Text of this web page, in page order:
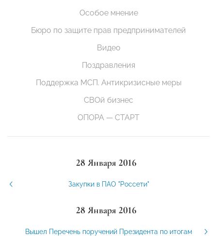
Особое мнение
Бюро по защите прав предпринимателей
Видео
Поздравления
Поддержка МСП. Антикризисные меры
СВОй бизнес
ОПОРА — СТАРТ
28 Января 2016
Закупки в ПАО "Россети"
28 Января 2016
Вышел Перечень поручений Президента по итогам